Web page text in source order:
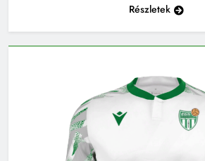
Részletek